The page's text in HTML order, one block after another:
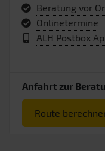
Beratung vor
Onlinetermine
ALH Postbox
Anfahrt zur
Route